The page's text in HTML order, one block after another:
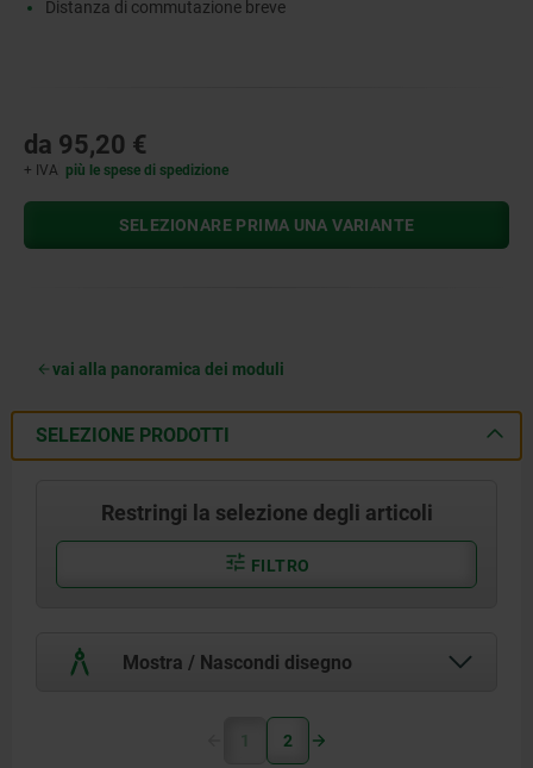
Distanza di commutazione breve
da 95,20 €
+ IVA più le spese di spedizione
SELEZIONARE PRIMA UNA VARIANTE
vai alla panoramica dei moduli
SELEZIONE PRODOTTI
Restringi la selezione degli articoli
FILTRO
Mostra / Nascondi disegno
1 2